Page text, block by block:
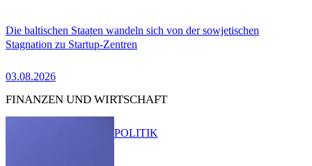
Die baltischen Staaten wandeln sich von der sowjetischen
Stagnation zu Startup-Zentren
03.08.2026
FINANZEN UND WIRTSCHAFT
POLITIK